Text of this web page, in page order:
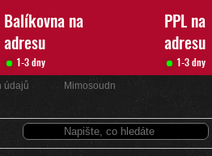
Balíkovna na
adresu
PPL na
adresu
1-3 dny 1-3 dny
údajů Mimosoudní řešení sporů